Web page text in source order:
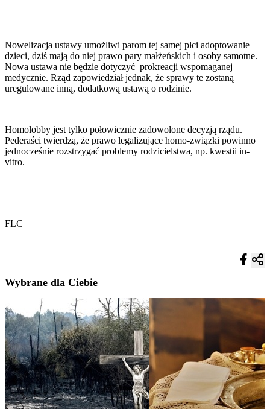
Nowelizacja ustawy umożliwi parom tej samej płci adoptowanie
dzieci, dziś mają do niej prawo pary małżeńskich i osoby samotne.
Nowa ustawa nie będzie dotyczyć prokreacji wspomaganej
medycznie. Rząd zapowiedział jednak, że sprawy te zostaną
uregulowane inną, dodatkową ustawą o rodzinie.
Homolobby jest tylko połowicznie zadowolone decyzją rządu.
Pederaści twierdzą, że prawo legalizujące homo-związki powinno
jednocześnie rozstrzygać problemy rodzicielstwa, np. kwestii in-
vitro.
FLC
Wybrane dla Ciebie